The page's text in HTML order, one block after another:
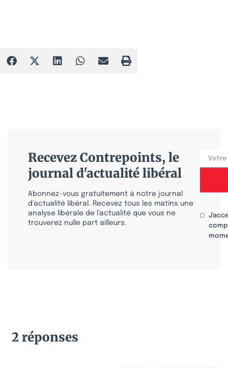
Recevez Contrepoints, le
journal d'actualité libéral
Abonnez-vous gratuitement à notre journal
d’actualité libéral. Recevez tous les matins une
analyse libérale de l’actualité que vous ne
trouverez nulle part ailleurs.
2 réponses